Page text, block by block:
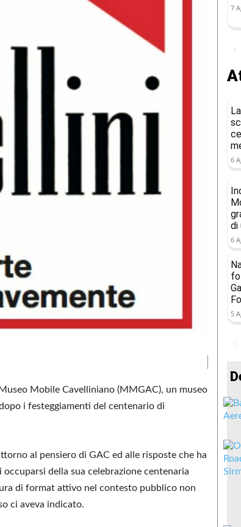
Mobile Cavelliniano (MMGAC), un museo
i festeggiamenti del centenario di
al pensiero di GAC ed alle risposte che ha
della sua celebrazione centenaria
di format attivo nel contesto pubblico non
ci aveva indicato.
7
6
di
6
5